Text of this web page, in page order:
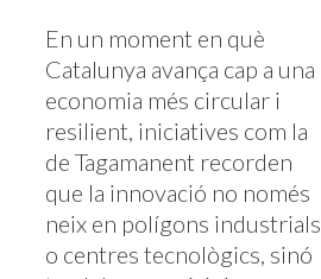
En un moment en què
Catalunya avança cap a una
economia més circular i
resilient, iniciatives com la
de Tagamanent recorden
que la innovació no només
neix en polígons industrials
o centres tecnològics, sinó